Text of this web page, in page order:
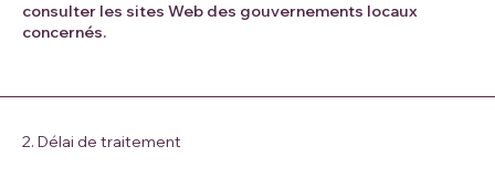
consulter les sites Web des gouvernements locaux
concernés.
2. Délai de traitement